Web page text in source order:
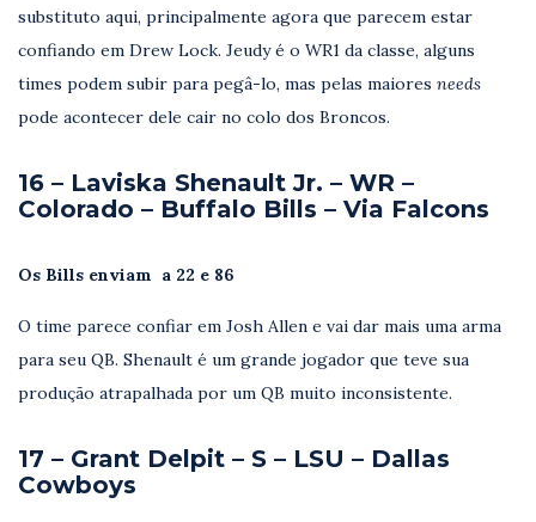
substituto aqui, principalmente agora que parecem estar
confiando em Drew Lock. Jeudy é o WR1 da classe, alguns
times podem subir para pegâ-lo, mas pelas maiores needs
pode acontecer dele cair no colo dos Broncos.
16 – Laviska Shenault Jr. – WR –
Colorado – Buffalo Bills – Via Falcons
Os Bills enviam a 22 e 86
O time parece confiar em Josh Allen e vai dar mais uma arma
para seu QB. Shenault é um grande jogador que teve sua
produção atrapalhada por um QB muito inconsistente.
17 – Grant Delpit – S – LSU – Dallas
Cowboys